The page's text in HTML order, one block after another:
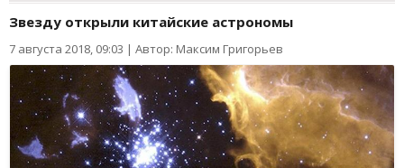
Звезду открыли китайские астрономы
7 августа 2018, 09:03 | Автор: Максим Григорьев